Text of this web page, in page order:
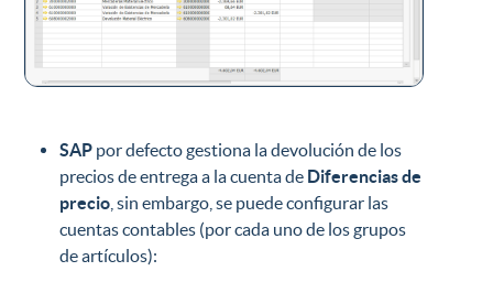
SAP por defecto gestiona la devolución de los
precios de entrega a la cuenta de Diferencias de
precio , sin embargo, se puede configurar las
cuentas contables (por cada uno de los grupos
de artículos):